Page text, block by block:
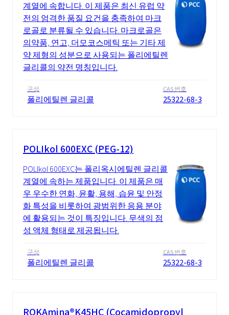
계열에 속합니다. 이 제품은 최신 유럽 약
전의 엄격한 품질 요건을 충족하여 마크
로골로 분류될 수 있습니다. 마크로골은
의약품, 연고, 더모코스메틱 또는 기타 제
약 제형의 성분으로 사용되는 폴리에틸렌
글리콜의 약전 명칭입니다.
구성
폴리에틸렌 글리콜
CAS 번호
25322-68-3
POLIkol 600EXC (PEG-12)
POLIkol 600EXC는 폴리옥시에틸렌 글리콜
계열에 속하는 제품입니다. 이 제품은 매
우 우수한 연화, 윤활, 용해, 습윤 및 안정
화 특성을 비롯하여 광범위한 응용 분야
에 활용되는 것이 특징입니다. 무색의 점
성 액체 형태로 제공됩니다.
구성
폴리에틸렌 글리콜
CAS 번호
25322-68-3
ROKAmina®K45HC (Cocamidopropyl